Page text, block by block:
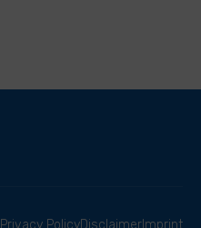
Privacy PolicyDisclaimer Imprint